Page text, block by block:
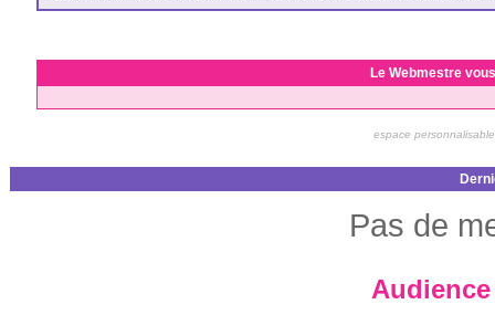
Le Webmestre
espace
Pas de